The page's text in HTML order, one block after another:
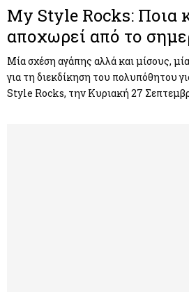
My Style Rocks: Ποια
αποχωρεί από το
Μία σχέση αγάπης αλλά και μίσους,
για τη διεκδίκηση του πολυπόθητου
Style Rocks, την Κυριακή 27